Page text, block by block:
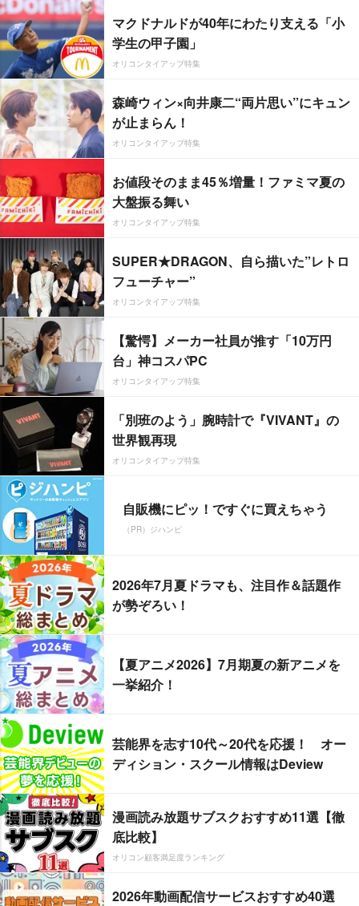
マクドナルドが40年にわたり支える「小
学生の甲子園」
オリコンタイアップ特集
森崎ウィン×向井康二“両片思い”にキュン
が止まらん！
オリコンタイアップ特集
お値段そのまま45％増量！ファミマ夏の
大盤振る舞い
オリコンタイアップ特集
SUPER★DRAGON、自ら描いた”レトロ
フューチャー”
オリコンタイアップ特集
【驚愕】メーカー社員が推す「10万円
台」神コスパPC
オリコンタイアップ特集
「別班のよう」腕時計で『VIVANT』の
世界観再現
オリコンタイアップ特集
自販機にピッ！ですぐに買えちゃう
（PR）ジハンピ
2026年7月夏ドラマも、注目作＆話題作
が勢ぞろい！
【夏アニメ2026】7月期夏の新アニメを
一挙紹介！
芸能界を志す10代～20代を応援！ オー
ディション・スクール情報はDeview
漫画読み放題サブスクおすすめ11選【徹
底比較】
オリコン顧客満足度ランキング
2026年動画配信サービスおすすめ40選